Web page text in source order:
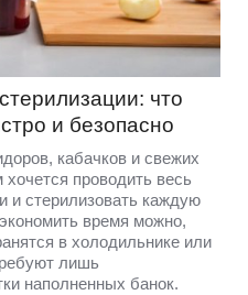
что
и безопасно
кабачков и свежих
проводить весь
и стерилизовать каждую
время можно,
в холодильнике или
лишь
наполненных банок.